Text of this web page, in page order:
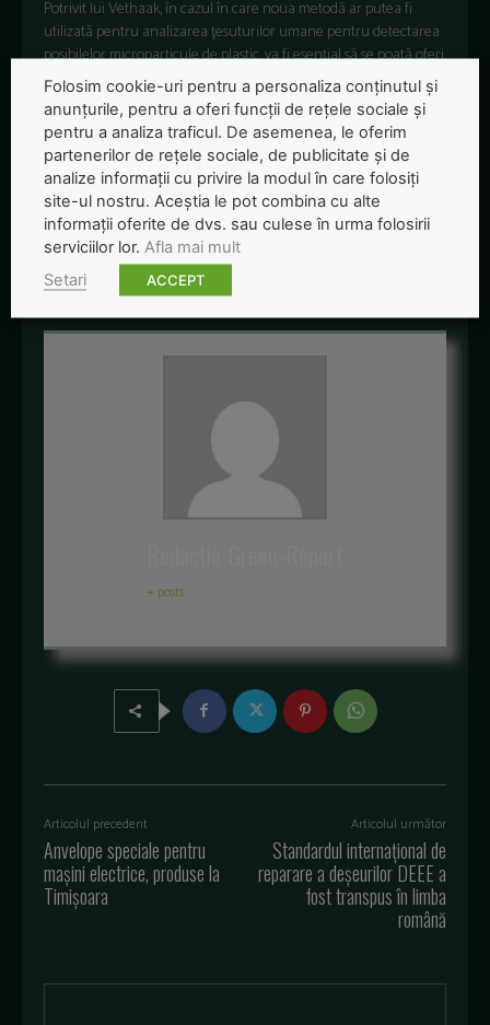
Potrivit lui Vethaak, în cazul în care noua metodă ar putea fi
utilizată pentru analizarea ţesuturilor umane pentru detectarea
posibilelor microparticule de plastic, va fi esenţial să se poată oferi
asigurări că eşantioanele nu riscă să se contamineze, spre
exemplu cu particule microscopice de plastic din aer.
Stephanie Wright de la Imperial College London a atras atenţia la
rândul său că există dovezi din studiile efectuate pe animale că
microparticulele de plastic pot dăuna organismului. Însă nu este
deocamdată clar dacă aceste microparticule pot pătrunde în
organele umane. ”Marea întrebare” pentru cercetările viitoare
este, în opinia lui Wright, dacă microparticulele de plastic au
vreun impact asupra sănătăţii umane.
+ posts
Articolul precedent
Anvelope speciale pentru
mașini electrice, produse la
Timișoara
Articolul următor
Standardul internaţional de
reparare a deşeurilor DEEE a
fost transpus în limba
română
Folosim cookie-uri pentru a personaliza conținutul și
anunțurile, pentru a oferi funcții de rețele sociale și
pentru a analiza traficul. De asemenea, le oferim
partenerilor de rețele sociale, de publicitate și de
analize informații cu privire la modul în care folosiți
site-ul nostru. Aceștia le pot combina cu alte
informații oferite de dvs. sau culese în urma folosirii
serviciilor lor. Afla mai mult
Setari
ACCEPT